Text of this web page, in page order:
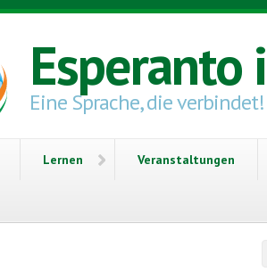
Esperanto
Eine Sprache, die verbindet!
Lernen Veranstaltungen